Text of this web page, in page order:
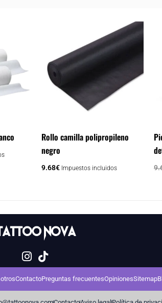
Rollo camilla polipropileno
negro
9.68€ Impuestos incluidos
ContactoPreguntas frecuentesOpinionesSitemap